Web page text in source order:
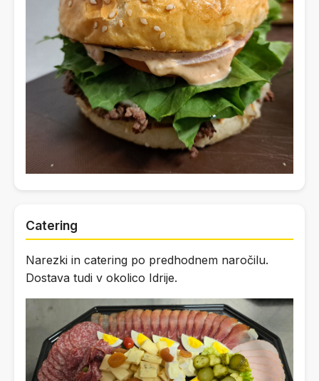
Catering
Narezki in catering po predhodnem naročilu.
Dostava tudi v okolico Idrije.